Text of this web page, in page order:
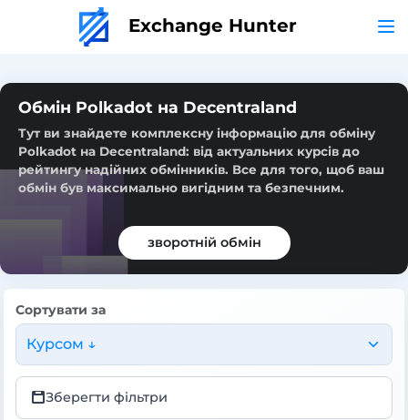
Exchange Hunter
Обмін Polkadot на Decentraland
Тут ви знайдете комплексну інформацію для обміну
Polkadot на Decentraland: від актуальних курсів до
рейтингу надійних обмінників. Все для того, щоб ваш
обмін був максимально вигідним та безпечним.
зворотній обмін
Сортувати за
Курсом ↓
Зберегти фільтри